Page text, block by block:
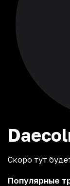
Скоро тут
Популярные